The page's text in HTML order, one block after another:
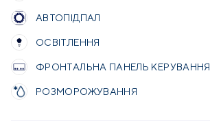
АВТОПІДПАЛ
ОСВІТЛЕННЯ
ФРОНТАЛЬНА ПАНЕЛЬ КЕРУВАННЯ
РОЗМОРОЖУВАННЯ